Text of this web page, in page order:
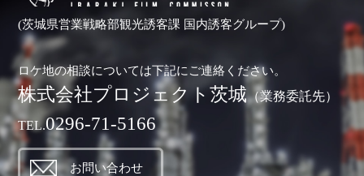
(茨城県営業戦略部観光誘客課 国内誘客グループ)
ロケ地の相談については下記にご連絡ください。
株式会社プロジェクト茨城（業務委託先）
TEL.0296-71-5166
お問い合わせ